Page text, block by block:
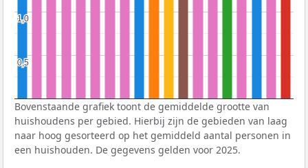
0,5
0,5
1,0
1,0
Bovenstaande grafiek toont de gemiddelde grootte van
huishoudens per gebied. Hierbij zijn de gebieden van laag
naar hoog gesorteerd op het gemiddeld aantal personen in
een huishouden. De gegevens gelden voor 2025.